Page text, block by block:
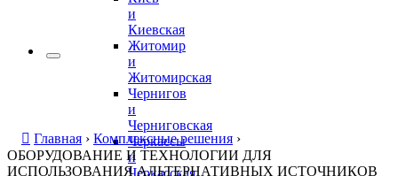
и
Киевская
Житомир
и
Житомирская
Чернигов
и
Черниговская
Черкассы
и
Черкасская
Главная › Комплексные решения ›
ОБОРУДОВАНИЕ И ТЕХНОЛОГИИ ДЛЯ
ИСПОЛЬЗОВАНИЯ АЛЬТЕРНАТИВНЫХ ИСТОЧНИКОВ